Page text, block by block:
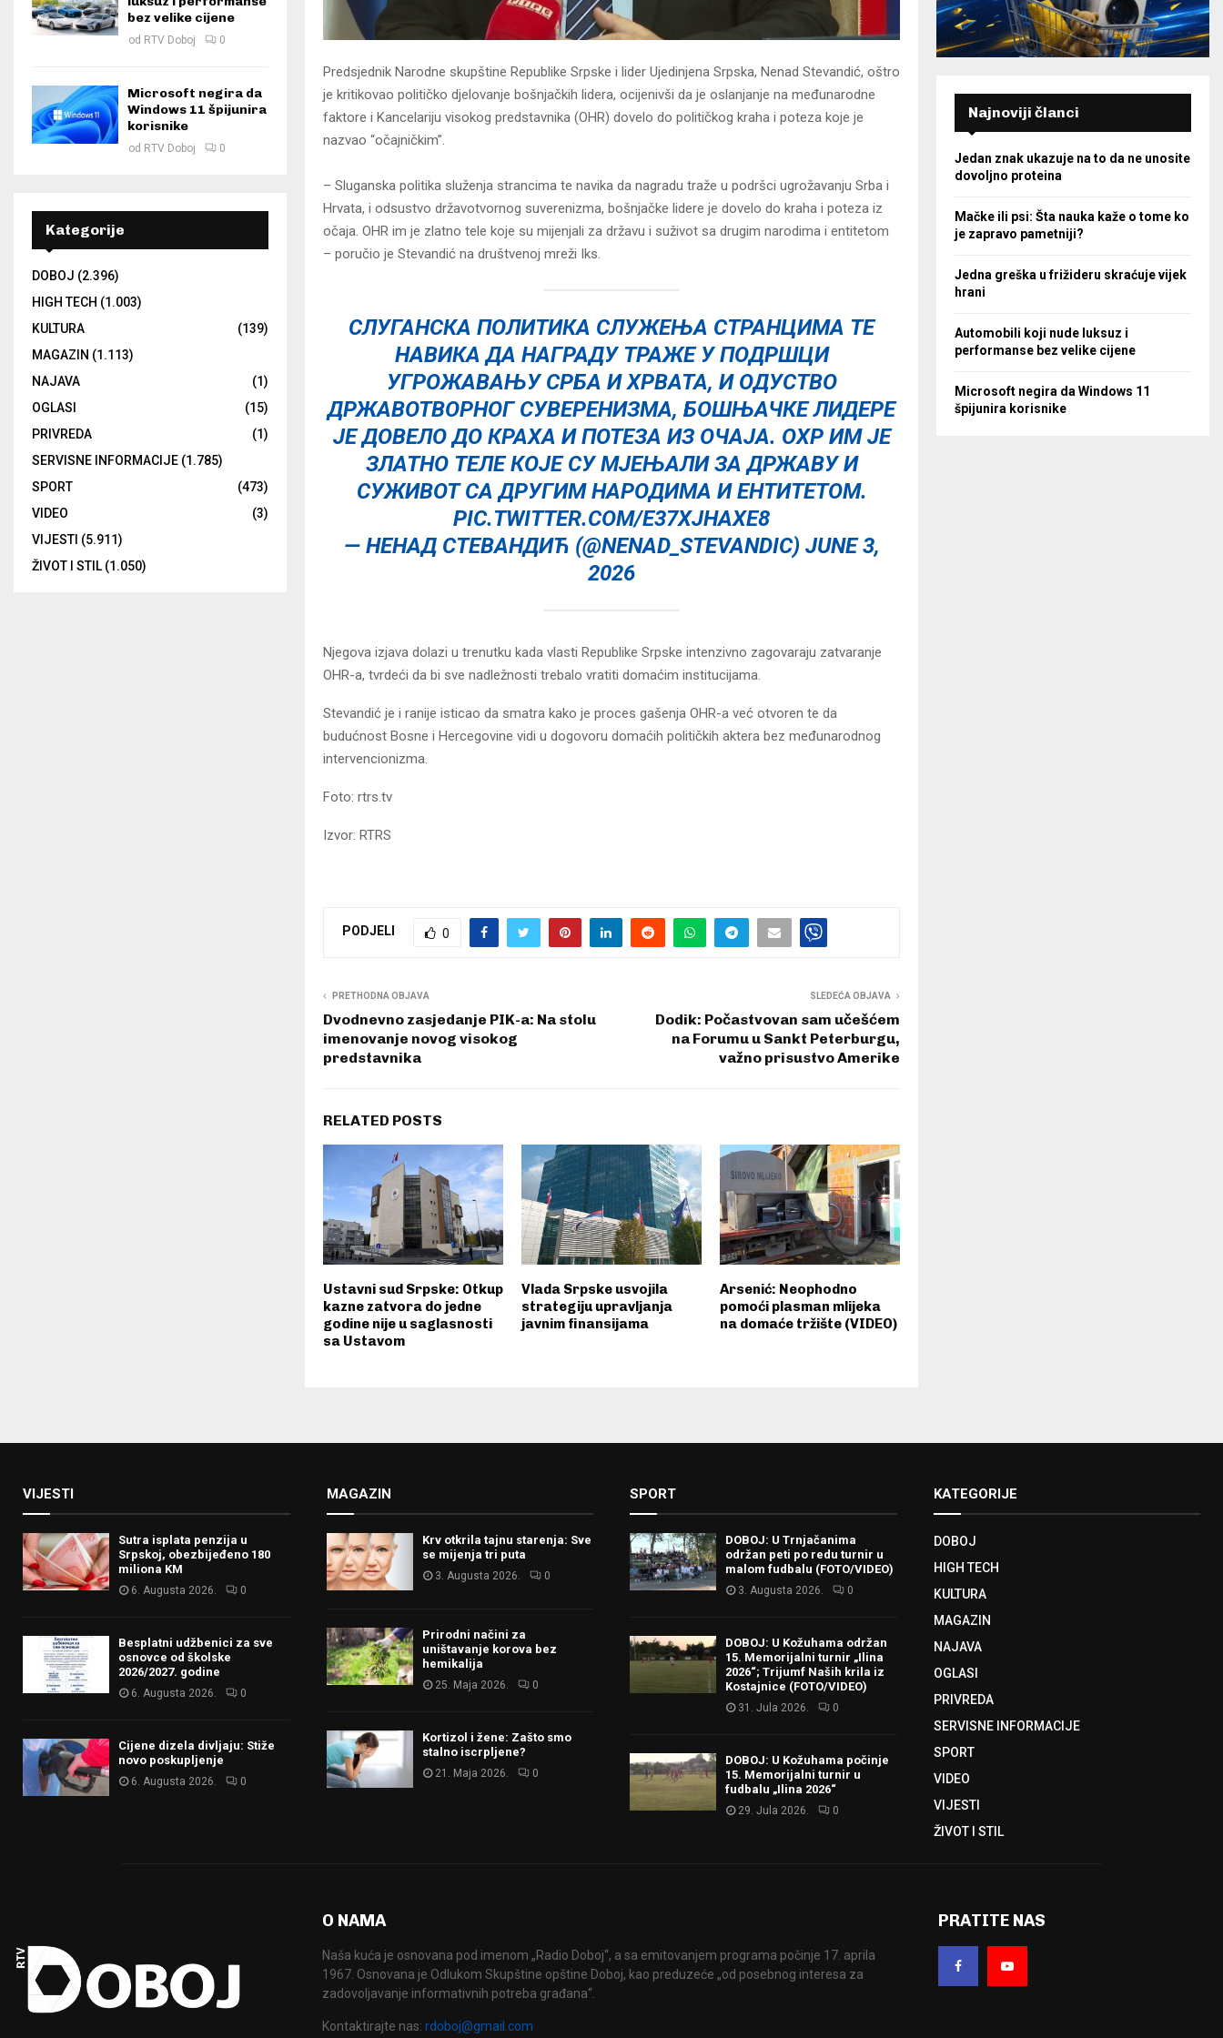
Predsjednik Narodne skupštine Republike Srpske i lider Ujedinjena Srpska, Nenad Stevandić, oštro
je kritikovao političko djelovanje bošnjačkih lidera, ocijenivši da je oslanjanje na međunarodne
faktore i Kancelariju visokog predstavnika (OHR) dovelo do političkog kraha i poteza koje je
nazvao “očajničkim”.
– Sluganska politika služenja strancima te navika da nagradu traže u podršci ugrožavanju Srba i
Hrvata, i odsustvo državotvornog suverenizma, bošnjačke lidere je dovelo do kraha i poteza iz
očaja. OHR im je zlatno tele koje su mijenjali za državu i suživot sa drugim narodima i entitetom
– poručio je Stevandić na društvenoj mreži Iks.
СЛУГАНСКА ПОЛИТИКА СЛУЖЕЊА СТРАНЦИМА ТЕ
НАВИКА ДА НАГРАДУ ТРАЖЕ У ПОДРШЦИ
УГРОЖАВАЊУ СРБА И ХРВАТА, И ОДУСТВО
ДРЖАВОТВОРНОГ СУВЕРЕНИЗМА, БОШЊАЧКЕ ЛИДЕРЕ
ЈЕ ДОВЕЛО ДО КРАХА И ПОТЕЗА ИЗ ОЧАЈА. ОХР ИМ ЈЕ
ЗЛАТНО ТЕЛЕ КОЈЕ СУ МЈЕЊАЛИ ЗА ДРЖАВУ И
СУЖИВОТ СА ДРУГИМ НАРОДИМА И ЕНТИТЕТОМ.
PIC.TWITTER.COM/E37XJHAXE8
— НЕНАД СТЕВАНДИЋ (@NENAD_STEVANDIC) JUNE 3,
2026
Njegova izjava dolazi u trenutku kada vlasti Republike Srpske intenzivno zagovaraju zatvaranje
OHR-a, tvrdeći da bi sve nadležnosti trebalo vratiti domaćim institucijama.
Stevandić je i ranije isticao da smatra kako je proces gašenja OHR-a već otvoren te da
budućnost Bosne i Hercegovine vidi u dogovoru domaćih političkih aktera bez međunarodnog
intervencionizma.
Foto: rtrs.tv
Izvor: RTRS
PODJELI 0
PRETHODNA OBJAVA
Dvodnevno zasjedanje PIK-a: Na stolu
imenovanje novog visokog
predstavnika
SLEDEĆA OBJAVA
Dodik: Počastvovan sam učešćem
na Forumu u Sankt Peterburgu,
važno prisustvo Amerike
RELATED POSTS
Ustavni sud Srpske: Otkup
kazne zatvora do jedne
godine nije u saglasnosti
sa Ustavom
Vlada Srpske usvojila
strategiju upravljanja
javnim finansijama
Arsenić: Neophodno
pomoći plasman mlijeka
na domaće tržište (VIDEO)
bez velike cijene
od RTV Doboj 0
Microsoft negira da
Windows 11 špijunira
korisnike
od RTV Doboj 0
Kategorije
DOBOJ (2.396)
HIGH TECH (1.003)
KULTURA
(139)
MAGAZIN (1.113)
NAJAVA
(1)
OGLASI
(15)
PRIVREDA
(1)
SERVISNE INFORMACIJE (1.785)
SPORT
(473)
VIDEO
(3)
VIJESTI (5.911)
ŽIVOT I STIL(1.050)
Najnoviji članci
Jedan znak ukazuje na to da ne unosite
dovoljno proteina
Mačke ili psi: Šta nauka kaže o tome ko
je zapravo pametniji?
Jedna greška u frižideru skraćuje vijek
hrani
Automobili koji nude luksuz i
performanse bez velike cijene
Microsoft negira da Windows 11
špijunira korisnike
VIJESTI
Sutra isplata penzija u
Srpskoj, obezbijeđeno 180
miliona KM
6. Augusta 2026. 0
Besplatni udžbenici za sve
osnovce od školske
2026/2027. godine
6. Augusta 2026. 0
Cijene dizela divljaju: Stiže
novo poskupljenje
6. Augusta 2026. 0
MAGAZIN
Krv otkrila tajnu starenja: Sve
se mijenja tri puta
3. Augusta 2026. 0
Prirodni načini za
uništavanje korova bez
hemikalija
25. Maja 2026. 0
Kortizol i žene: Zašto smo
stalno iscrpljene?
21. Maja 2026. 0
SPORT
DOBOJ: U Trnjačanima
održan peti po redu turnir u
malom fudbalu (FOTO/VIDEO)
3. Augusta 2026. 0
DOBOJ: U Kožuhama održan
15. Memorijalni turnir „Ilina
2026“; Trijumf Naših krila iz
Kostajnice (FOTO/VIDEO)
31. Jula 2026. 0
DOBOJ: U Kožuhama počinje
15. Memorijalni turnir u
fudbalu „Ilina 2026“
29. Jula 2026. 0
KATEGORIJE
DOBOJ
HIGH TECH
KULTURA
MAGAZIN
NAJAVA
OGLASI
PRIVREDA
SERVISNE INFORMACIJE
SPORT
VIDEO
VIJESTI
ŽIVOT I STIL
O NAMA
Naša kuća je osnovana pod imenom „Radio Doboj“, a sa emitovanjem programa počinje 17. aprila
1967. Osnovana je Odlukom Skupštine opštine Doboj, kao preduzeće „od posebnog interesa za
zadovoljavanje informativnih potreba građana“.
Kontaktirajte nas: rdoboj@gmail.com
PRATITE NAS